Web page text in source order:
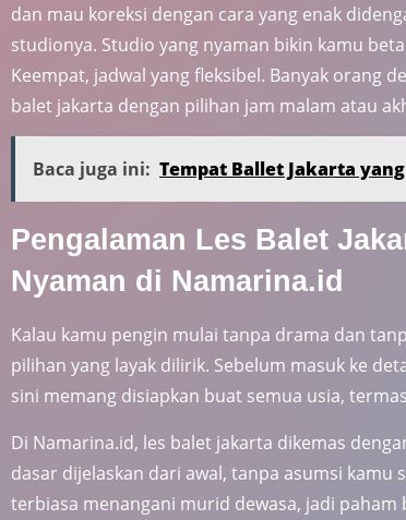
dan mau koreksi dengan cara yang enak
studionya. Studio yang nyaman bikin kamu
Keempat, jadwal yang fleksibel. Banyak orang
balet jakarta dengan pilihan jam malam atau
Baca juga ini: Tempat Ballet Jakarta
Pengalaman Les Balet
Nyaman di Namarina.id
Kalau kamu pengin mulai tanpa drama dan
pilihan yang layak dilirik. Sebelum masuk ke
sini memang disiapkan buat semua usia,
Di Namarina.id, les balet jakarta dikemas
dasar dijelaskan dari awal, tanpa asumsi
terbiasa menangani murid dewasa, jadi